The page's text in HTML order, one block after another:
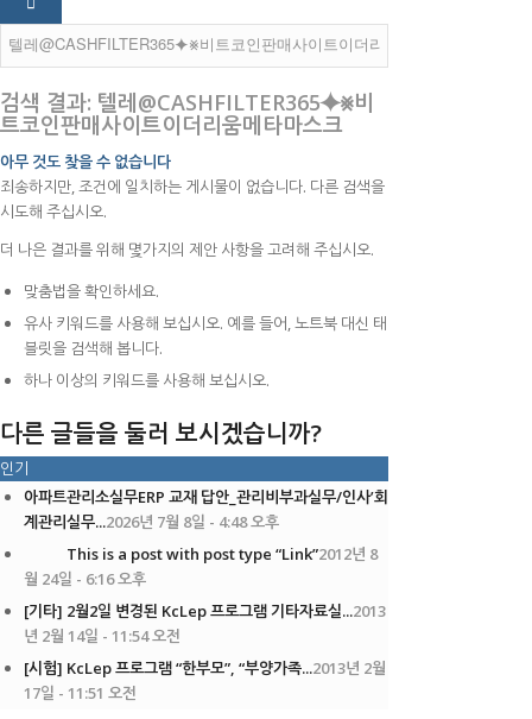
검색 결과: 텔레@CASHFILTER365⯌⨳비
트코인판매사이트이더리움메타마스크
아무 것도 찾을 수 없습니다
죄송하지만, 조건에 일치하는 게시물이 없습니다. 다른 검색을
시도해 주십시오.
더 나은 결과를 위해 몇가지의 제안 사항을 고려해 주십시오.
맞춤법을 확인하세요.
유사 키워드를 사용해 보십시오. 예를 들어, 노트북 대신 태
블릿을 검색해 봅니다.
하나 이상의 키워드를 사용해 보십시오.
다른 글들을 둘러 보시겠습니까?
인기
아파트관리소실무ERP 교재 답안_관리비부과실무/인사’회
계관리실무...2026년 7월 8일 - 4:48 오후
This is a post with post type “Link”2012년 8
월 24일 - 6:16 오후
[기타] 2월2일 변경된 KcLep 프로그램 기타자료실...2013
년 2월 14일 - 11:54 오전
[시험] KcLep 프로그램 “한부모”, “부양가족...2013년 2월
17일 - 11:51 오전